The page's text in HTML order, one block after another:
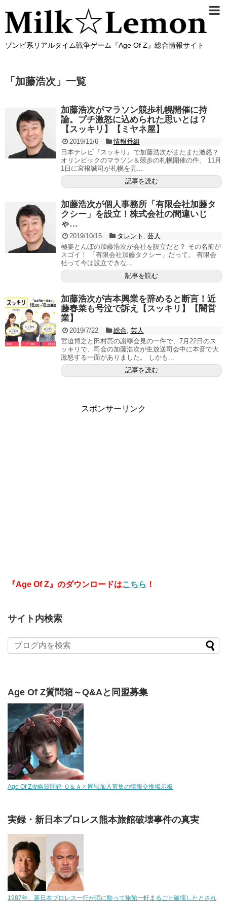
ゾンビ系リアルタイム戦争ゲーム『Age Of Z』総合情報サイト
「 加藤浩次 」 一覧
加藤浩次がマラソン競歩札幌開催に持
論。プチ激怒に込められた思いとは？
【スッキリ】【ミヤネ屋】
2019/11/6
情報番組
日本テレビ『スッキリ』で加藤浩次がまたまた激怒？
オリンピックのマラソン＆競歩の札幌開催の件。 11月
1日に宮根誠司が札幌を見...
記事を読む
加藤浩次が個人事務所「有限会社加藤タ
クシー」を設立！株式会社の間違いじ
ゃ…
2019/10/15 タレント
芸人
極楽とんぼの加藤浩次が会社を設立だと？ その名前が
スゴイ！ 「有限会社加藤タクシー」だって。 有限会
社って今は設立できな...
記事を読む
加藤浩次が吉本興業を辞めると断言！近
藤春菜も号泣で訴え【スッキリ】【闇営
業】
2019/7/22 総合, 芸人
宮迫博之と田村亮の謝罪会見の一件で、7月22日のス
ッキリで、司会の加藤浩次が生放送司会中に本音で大
激怒する一面がありました。 しかも...
記事を読む
スポンサーリンク
『Age Of Z』のダウンロードはこちら ！
サイト内検索
Age Of Z質問箱～Q&Aと同盟募集
Age Of Z攻略質問箱-Ｑ＆Ａと同盟加入募集の情報交換掲示板
実録・新日本プロレス熊本旅館破壊事件の真実
1987年、新日本プロレス一行が酒に酔って旅館一軒まるごと破壊したとされ